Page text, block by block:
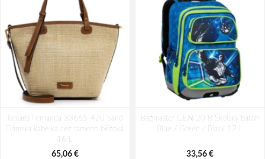
Tamaris Fernanda 33665-420 Sand
Dámska kabelka cez rameno béžová
16 L
65,06 €
Bagmaster GEN 20 B Školský batoh
Blue / Green / Black 17 L
33,56 €